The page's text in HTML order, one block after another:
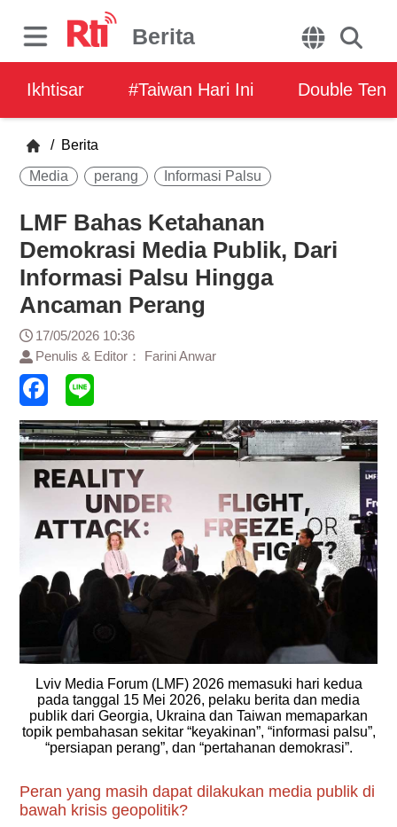
Berita
Ikhtisar #Taiwan Hari Ini Double Ten
/ Berita
Media perang Informasi Palsu
LMF Bahas Ketahanan
Demokrasi Media Publik, Dari
Informasi Palsu Hingga
Ancaman Perang
17/05/2026 10:36
Penulis & Editor： Farini Anwar
Lviv Media Forum (LMF) 2026 memasuki hari kedua
pada tanggal 15 Mei 2026, pelaku berita dan media
publik dari Georgia, Ukraina dan Taiwan memaparkan
topik pembahasan sekitar “keyakinan”, “informasi palsu”,
“persiapan perang”, dan “pertahanan demokrasi”.
Peran yang masih dapat dilakukan media publik di
bawah krisis geopolitik?